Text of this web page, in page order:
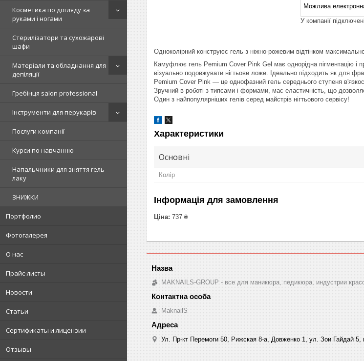
Косметика по догляду за
руками і ногами
Стерилізатори та сухожарові
шафи
Матеріали та обладнання для
депіляції
Гребінця salon professional
Інструменти для перукарів
Послуги компанії
Курси по навчанню
Напальчники для зняття гель
лаку
ЗНИЖКИ
Портфолио
Фотогалерея
О нас
Прайс-листы
Новости
Статьи
Сертификаты и лицензии
Отзывы
У компанії
Одноколірний конструює гель з ніжно-рожевим відтінком
Камуфлює гель Pemium Cover Pink Gel має однорідна пігментацію і
візуально подовжувати нігтьове ложе. Ідеально підходить як для
Pemium Cover Pink — це однофазний гель середнього ступеня
Зручний в роботі з типсами і формами, має еластичність, що
Один з найпопулярніших гелів серед майстрів нігтьового сервісу!
Характеристики
Основні
Колір
Інформація для замовлення
Ціна: 737 ₴
MAKNAILS-GROUP - все для маникюра, педикюра, индустрии
MaknailS
Ул. Пр-кт Перемоги 50, Рижская 8-а, Довженко 1, ул. Зои Гайдай 5,